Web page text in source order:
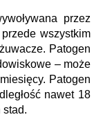
przez
wszystkim
Patogen
– może
Patogen
nawet 18
stad.